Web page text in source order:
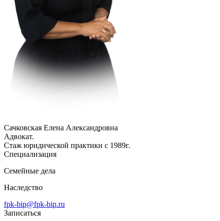
Сачковская Елена Александровна
Адвокат.
Стаж юридической практики с 1989г.
Специализация
Семейные дела
Наследство
fpk-bip@fpk-bip.ru
Записаться